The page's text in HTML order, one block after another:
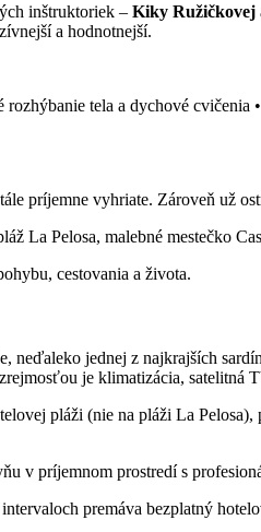
inštruktoriek – Kiky Ružičkovej
a hodnotnejší.
tela a dychové
príjemne vyhriate. Zároveň už
La Pelosa, malebné mestečko
cestovania a života.
jednej z najkrajších
je klimatizácia, satelitná
pláži (nie na pláži La
v príjemnom prostredí s
premáva bezplatný